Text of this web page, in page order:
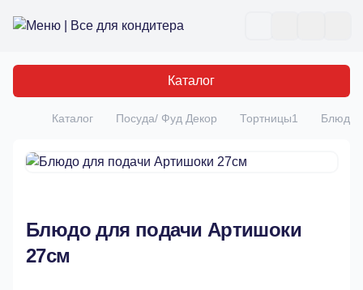
Все для кондитера
Каталог
Главная
Каталог Посуда/ Фуд Декор Тортницы1 Блюдо
Блюдо для подачи Артишоки
27см